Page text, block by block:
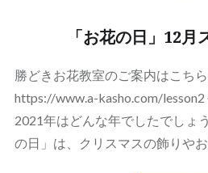
「お花の日」12月
勝どきお花教室のご案内はこ
https://www.a-kasho.com/lesson2
2021年はどんな年でしたでしょ
の日」は、クリスマスの飾りや